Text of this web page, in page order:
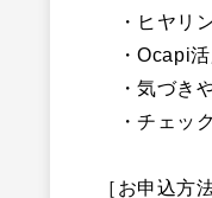
・ヒヤリ
・Ocapi活
・気づき
・チェッ
［お申込方